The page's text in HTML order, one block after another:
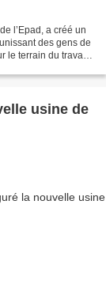
l’Epad, a créé un
des gens de
le terrain du travail
usine de